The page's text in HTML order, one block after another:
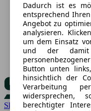
Skoda
Dadurch ist es
entsprechend
Angebot zu
analysieren.
um dem Einsatz
und der damit
Button unten
hinsichtlich der
Verarbeitung
widersprechen,
berechtigter